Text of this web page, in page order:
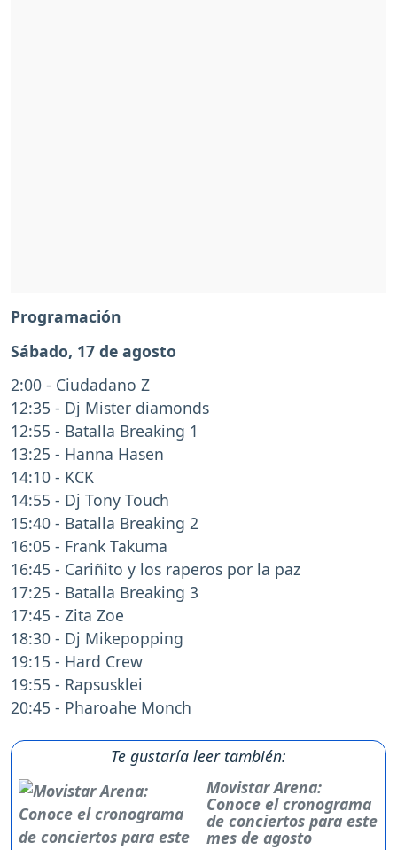
Programación
Sábado, 17 de agosto
2:00 - Ciudadano Z
12:35 - Dj Mister diamonds
12:55 - Batalla Breaking 1
13:25 - Hanna Hasen
14:10 - KCK
14:55 - Dj Tony Touch
15:40 - Batalla Breaking 2
16:05 - Frank Takuma
16:45 - Cariñito y los raperos por la paz
17:25 - Batalla Breaking 3
17:45 - Zita Zoe
18:30 - Dj Mikepopping
19:15 - Hard Crew
19:55 - Rapsusklei
20:45 - Pharoahe Monch
Te gustaría leer también:
Movistar Arena:
Conoce el cronograma
de conciertos para este
mes de agosto